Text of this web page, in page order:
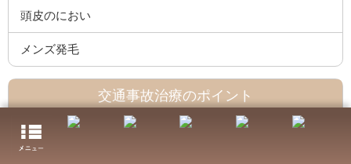
頭皮のにおい
メンズ発毛
交通事故治療のポイント
交通事故に遭ってしまったときの対処法